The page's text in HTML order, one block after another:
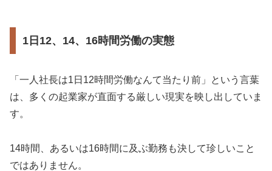
1日12、14、16時間労働の実態
「一人社長は1日12時間労働なんて当たり前」という言葉
は、多くの起業家が直面する厳しい現実を映し出していま
す。
14時間、あるいは16時間に及ぶ勤務も決して珍しいこと
ではありません。